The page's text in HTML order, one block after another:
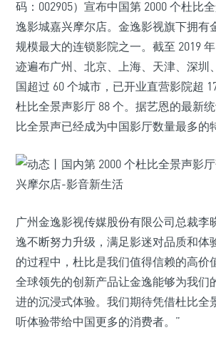
码：002905）宣布中国第 2000 个杜比
逸影城嘉兴摩尔店。金逸影视旗下拥有
规模最大的连锁影院之一。截至 2019
迹遍布广州、北京、上海、天津、深圳
国超过 60 个城市，已开业直营影院超
杜比全景声影厅 88 个。据艺恩的最新
比全景声已经成为中国影厅数量最多的
广州金逸影视传媒股份有限公司总裁李
逸不断努力升级，满足影迷对品质和体
的过程中，杜比是我们值得信赖的高价
全球领先的创新产品让金逸能够为我们
进的沉浸式体验。我们期待凭借杜比全
听体验带给中国更多的消费者。”